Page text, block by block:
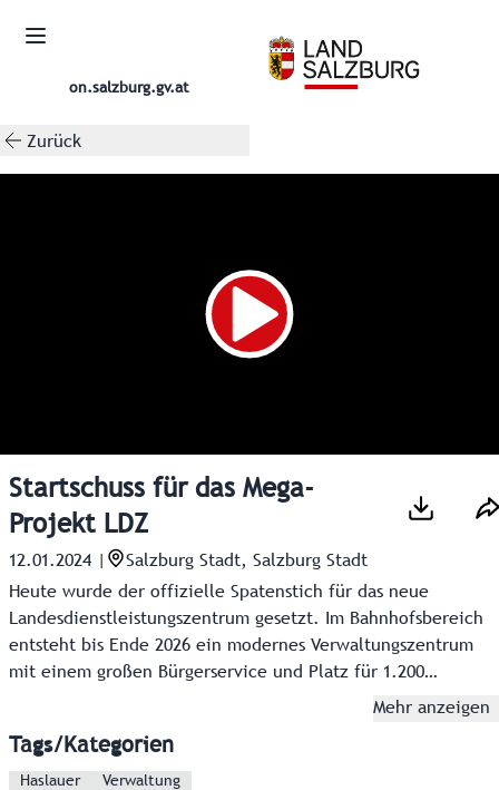
on.salzburg.gv.at
Zurück
Startschuss für das Mega-
Projekt LDZ
12.01.2024
Salzburg Stadt, Salzburg Stadt
Heute wurde der offizielle Spatenstich für das neue
Landesdienstleistungszentrum gesetzt. Im Bahnhofsbereich
entsteht bis Ende 2026 ein modernes Verwaltungszentrum
mit einem großen Bürgerservice und Platz für 1.200
Mitarbeiter des Landes. Das Land Salzburg investiert rund
Mehr anzeigen
Tags/Kategorien
Haslauer Verwaltung